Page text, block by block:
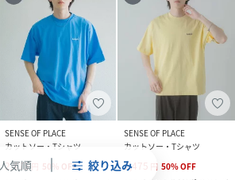
人気順 絞り込み
SENSE OF PLACE
カットソー・Tシャツ
2,475円 50 % OFF
SENSE OF PLACE
カットソー・Tシャツ
2,475 円 50%OFF